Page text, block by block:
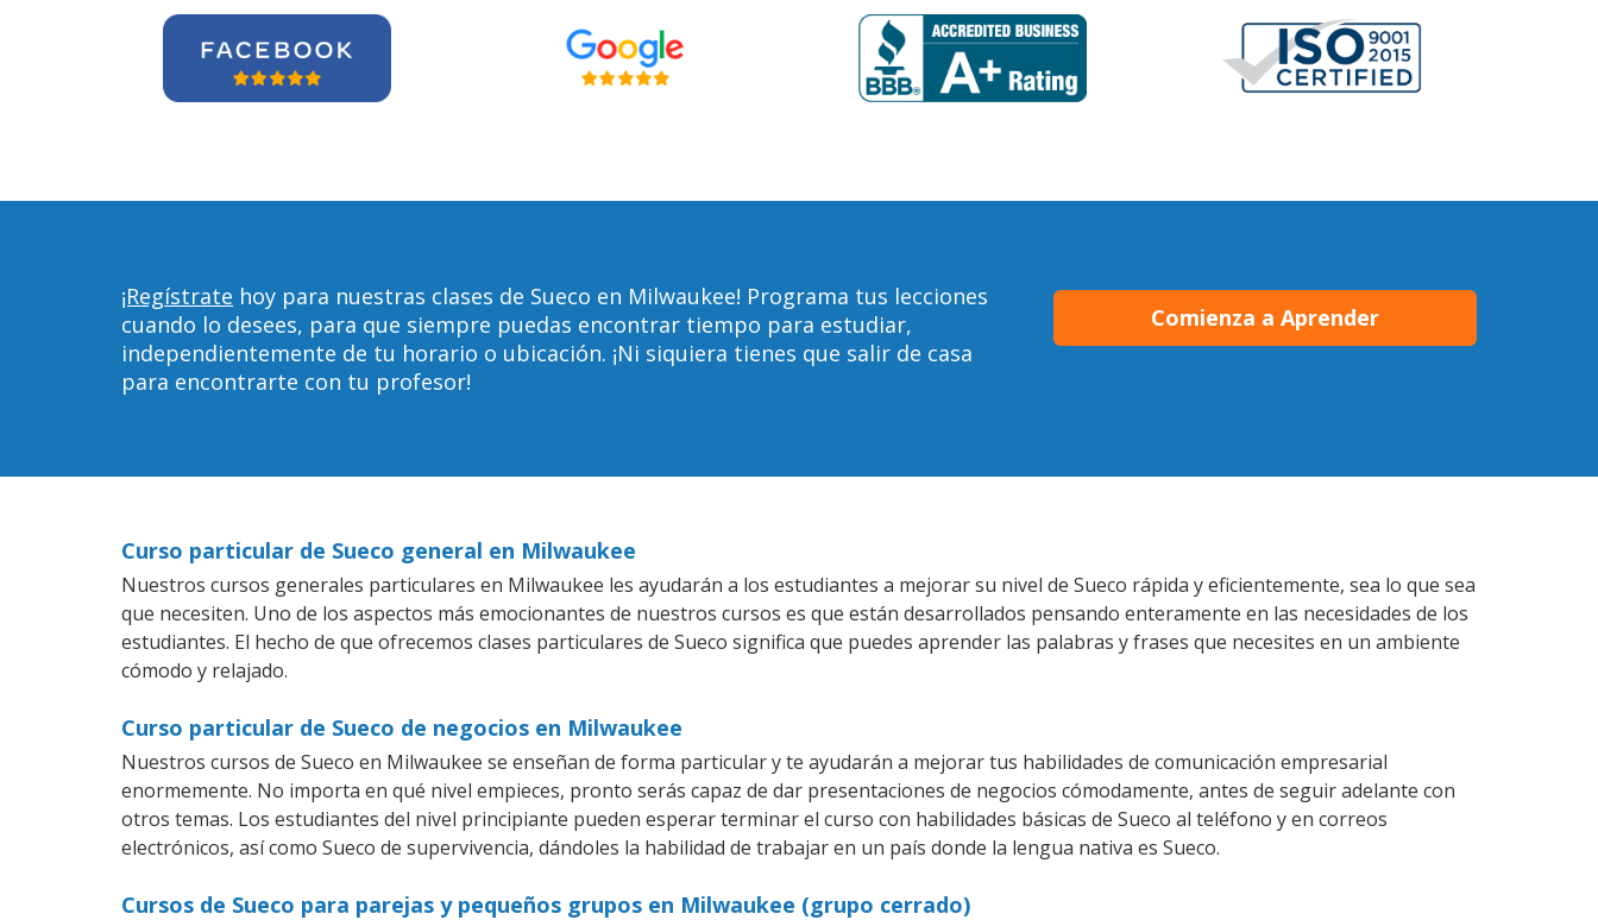
¡Regístrate hoy para nuestras clases de Sueco en Milwaukee! Programa tus lecciones
cuando lo desees, para que siempre puedas encontrar tiempo para estudiar,
independientemente de tu horario o ubicación. ¡Ni siquiera tienes que salir de casa
para encontrarte con tu profesor!
Comienza a Aprender
Curso particular de Sueco general en Milwaukee
Nuestros cursos generales particulares en Milwaukee les ayudarán a los estudiantes a mejorar su nivel de Sueco rápida y eficientemente, sea lo que sea
que necesiten. Uno de los aspectos más emocionantes de nuestros cursos es que están desarrollados pensando enteramente en las necesidades de los
estudiantes. El hecho de que ofrecemos clases particulares de Sueco significa que puedes aprender las palabras y frases que necesites en un ambiente
cómodo y relajado.
Curso particular de Sueco de negocios en Milwaukee
Nuestros cursos de Sueco en Milwaukee se enseñan de forma particular y te ayudarán a mejorar tus habilidades de comunicación empresarial
enormemente. No importa en qué nivel empieces, pronto serás capaz de dar presentaciones de negocios cómodamente, antes de seguir adelante con
otros temas. Los estudiantes del nivel principiante pueden esperar terminar el curso con habilidades básicas de Sueco al teléfono y en correos
electrónicos, así como Sueco de supervivencia, dándoles la habilidad de trabajar en un país donde la lengua nativa es Sueco.
Cursos de Sueco para parejas y pequeños grupos en Milwaukee (grupo cerrado)